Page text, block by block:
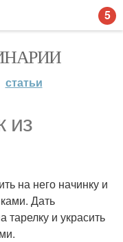
статьи
из
на него начинку и
Дать
тарелку и украсить
5